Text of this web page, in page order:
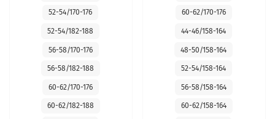
52-54/170-176
52-54/182-188
56-58/170-176
56-58/182-188
60-62/170-176
60-62/182-188
60-62/170-176
44-46/158-164
48-50/158-164
52-54/158-164
56-58/158-164
60-62/158-164